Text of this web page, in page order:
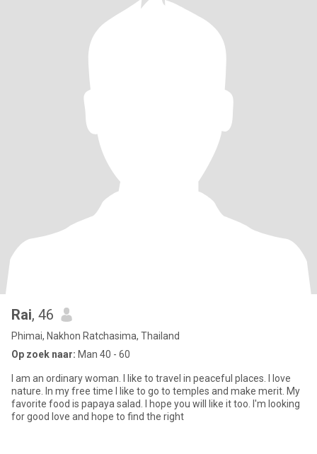
Rai, 46
Phimai, Nakhon Ratchasima, Thailand
Op zoek naar: Man 40 - 60
I am an ordinary woman. I like to travel in peaceful places. I love
nature. In my free time I like to go to temples and make merit. My
favorite food is papaya salad. I hope you will like it too. I'm looking
for good love and hope to find the right